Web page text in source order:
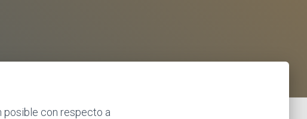
posible con respecto a